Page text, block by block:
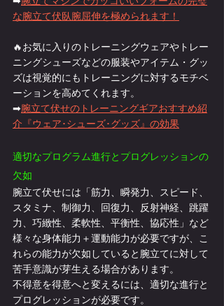
な腕立て伏臥腕屈伸を極められます！
🔥お気に入りのトレーニングウェアやトレー
ニングシューズなどの服装やアイテム・グッ
ズは視覚的にもトレーニングに対するモチベ
ーションを高めてくれます。
➡腕立て伏せのトレーニングギアおすすめ紹
介『ウェア･シューズ･グッズ』の効果
適切なプログラム進行とプログレッションの
欠如
腕立て伏せには「筋力、瞬発力、スピード、
スタミナ、制御力、回復力、反射神経、跳躍
力、巧緻性、柔軟性、平衡性、協応性」など
様々な身体能力＋運動能力が必要ですが、こ
れらの能力が欠如していると腕立てに対して
苦手意識が芽生える場合があります。
不得意を得意へと変えるには、適切な進行と
プログレッションが必要です。